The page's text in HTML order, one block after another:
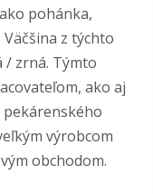
pohánka,
z týchto
/ zrná. Týmto
ako aj
výrobcom
obchodom.